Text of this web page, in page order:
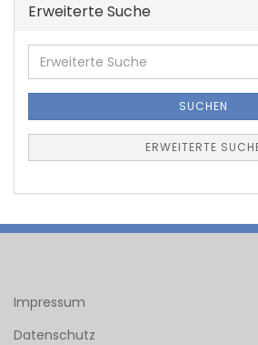
Erweiterte Suche
Erweiterte
Suche
SUCHEN
ERWEITERTE
Impressum
Datenschutz